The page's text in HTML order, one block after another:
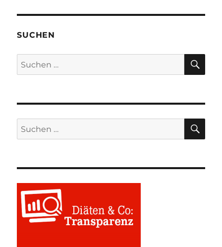
SUCHEN
Suchen
nach:
Suchen
nach: